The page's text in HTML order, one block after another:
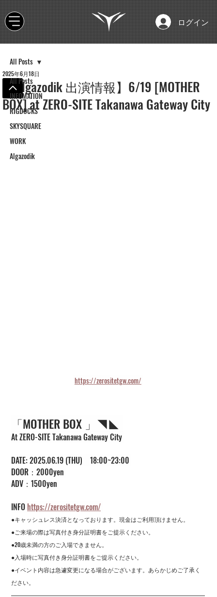
ログイン
All Posts
INFOMATION
RIGDOCKS
SKYSQUARE
WORK
Algazodik
All Posts
【Algazodik 出演情報】6/19 [MOTHER
BOX] at ZERO-SITE Takanawa Gateway City
2025年6月18日
https://zerositetgw.com/
「MOTHER BOX 」◥◣
At ZERO-SITE Takanawa Gateway City
DATE: 2025.06.19 (THU)　18:00~23:00
DOOR：2000yen
ADV：1500yen
INFO https://zerositetgw.com/
●キャッシュレス決済となっております。現金はご利用頂けません。
●ご来場の際は写真付き身分証明書をご提示ください。
●20歳未満の方のご入場できません。
●入場時に写真付き身分証明書をご提示ください。
●イベント内容は急遽変更になる場合がございます。あらかじめご了承く
ださい。